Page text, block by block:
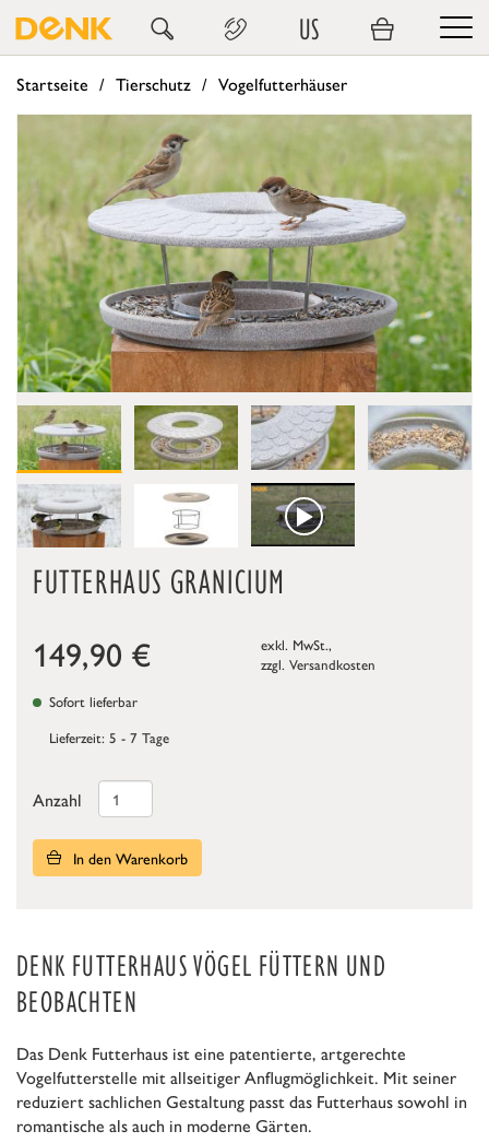
US
Startseite Tierschutz Vogelfutterhäuser
FUTTERHAUS GRANICIUM
149,90 €
exkl. MwSt.,
zzgl. Versandkosten
Sofort lieferbar
Lieferzeit: 5 - 7 Tage
Anzahl
In den Warenkorb
DENK FUTTERHAUS VÖGEL FÜTTERN UND
BEOBACHTEN
Das Denk Futterhaus ist eine patentierte, artgerechte
Vogelfutterstelle mit allseitiger Anflugmöglichkeit. Mit seiner
reduziert sachlichen Gestaltung passt das Futterhaus sowohl in
romantische als auch in moderne Gärten.